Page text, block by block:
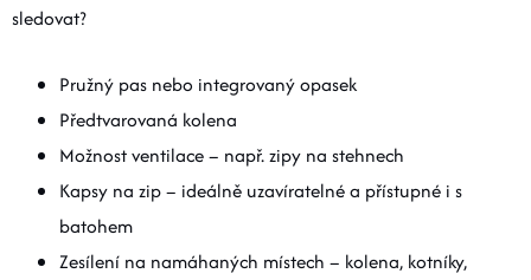
sledovat?
Pružný pas nebo integrovaný opasek
Předtvarovaná kolena
Možnost ventilace – např. zipy na stehnech
Kapsy na zip – ideálně uzavíratelné a přístupné i s
batohem
Zesílení na namáhaných místech – kolena, kotníky,